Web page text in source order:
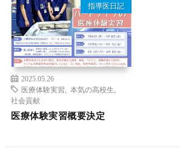
指導医日記
2025.05.26
医療体験実習
本気の高校生
社会貢献
医療体験実習概要決定